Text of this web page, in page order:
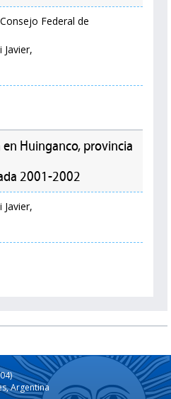
Consejo Federal de
Javier,
Huinganco, provincia
2001-2002
Javier,
Argentina